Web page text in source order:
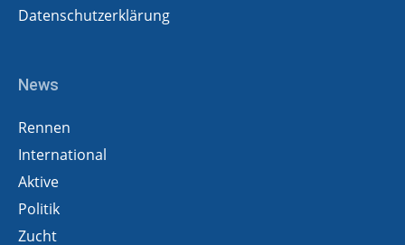
Datenschutzerklärung
News
Rennen
International
Aktive
Politik
Zucht